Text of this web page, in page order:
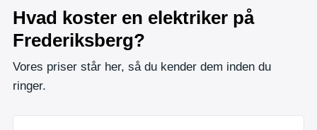
Hvad koster en elektriker på
Frederiksberg?
Vores priser står her, så du kender dem inden du
ringer.